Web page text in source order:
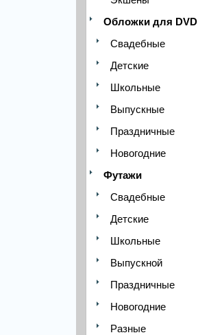
Обложки для DVD
Свадебные
Детские
Школьные
Выпускные
Праздничные
Новогодние
Футажи
Свадебные
Детские
Школьные
Выпускной
Праздничные
Новогодние
Разные